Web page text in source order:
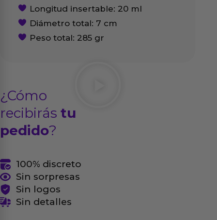
Longitud insertable: 20 ml
Diámetro total: 7 cm
Peso total: 285 gr
¿Cómo
recibirás tu
pedido?
100% discreto
Sin sorpresas
Sin logos
Sin detalles